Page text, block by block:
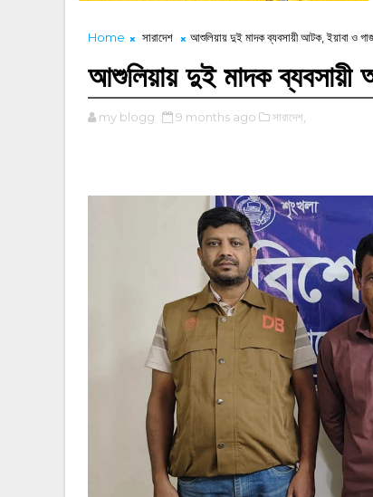
Home সারাদেশ আশুলিয়ায় দুই মাদক ব্যবসায়ী আটক, ইয়াবা ও
আশুলিয়ায় দুই মাদক ব্যবসায়ী
my blogg 9 months ago সারাদেশ,